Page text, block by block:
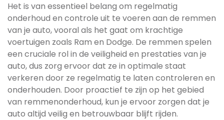
Het is van essentieel belang om regelmatig
onderhoud en controle uit te voeren aan de remmen
van je auto, vooral als het gaat om krachtige
voertuigen zoals Ram en Dodge. De remmen spelen
een cruciale rol in de veiligheid en prestaties van je
auto, dus zorg ervoor dat ze in optimale staat
verkeren door ze regelmatig te laten controleren en
onderhouden. Door proactief te zijn op het gebied
van remmenonderhoud, kun je ervoor zorgen dat je
auto altijd veilig en betrouwbaar blijft rijden.